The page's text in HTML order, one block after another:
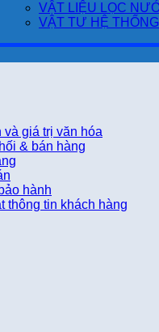
VẬT LIỆU LỌC
VẬT TƯ HỆ
giá trị văn hóa
& bán hàng
hành
thông tin khách hàng